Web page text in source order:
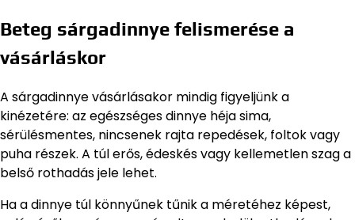
Beteg sárgadinnye felismerése a
vásárláskor
A sárgadinnye vásárlásakor mindig figyeljünk a
kinézetére: az egészséges dinnye héja sima,
sérülésmentes, nincsenek rajta repedések, foltok vagy
puha részek. A túl erős, édeskés vagy kellemetlen szag a
belső rothadás jele lehet.
Ha a dinnye túl könnyűnek tűnik a méretéhez képest,